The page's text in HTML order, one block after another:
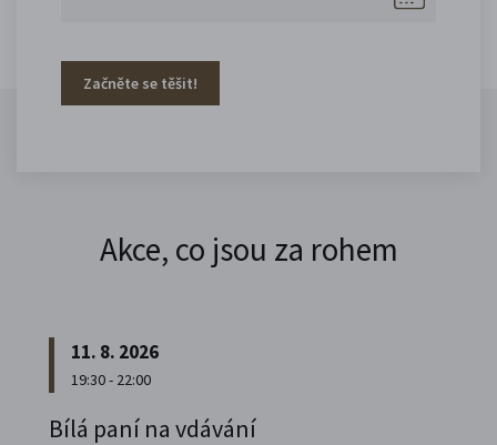
Začněte se těšit!
Akce, co jsou za rohem
11. 8. 2026
19:30 - 22:00
Bílá paní na vdávání